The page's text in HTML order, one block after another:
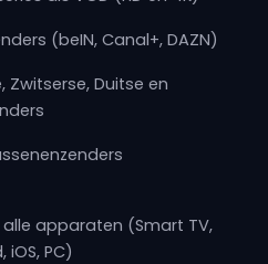
(beIN, Canal+, DAZN)
Zwitserse, Duitse en
apparaten (Smart TV,
iOS, PC)